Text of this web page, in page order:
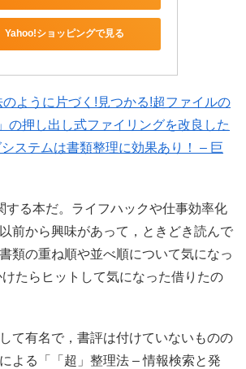
Yahoo!ショッピングで見る
ように片づく!見つかる!超ファイルの
の押し出し式ファイリングを改良した
ステムは書類整理に効果あり！ – 巨
する本だ。ライフハックや仕事効率化
前から興味があって，ときどき読んで
類の重ね順や並べ順について気になっ
たらヒットして気になった借りたの
て有名で，書評は付けていないものの
よる「「超」整理法 – 情報検索と発